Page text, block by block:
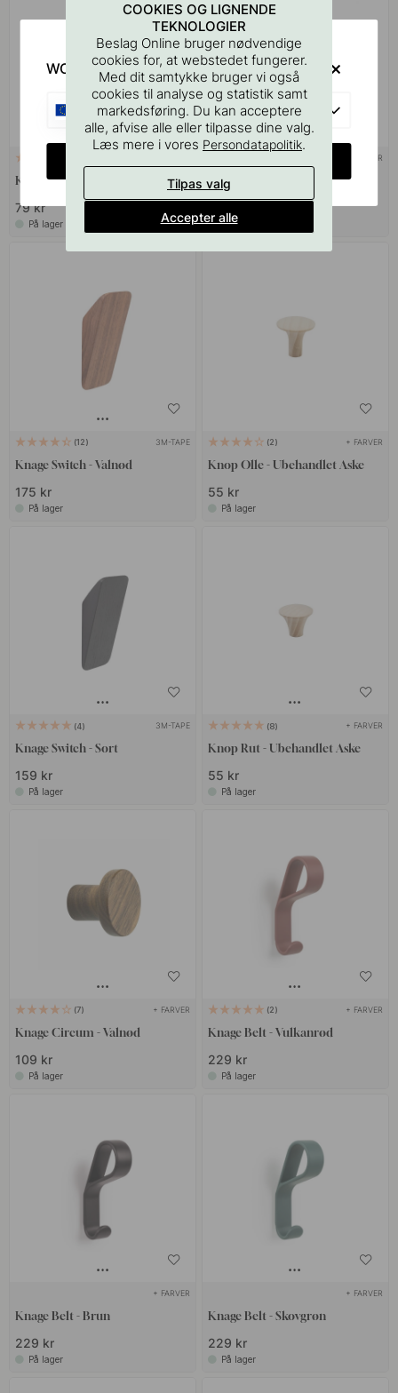
Knop Olle - Ubehandlet Egetræ
79 kr
På lager
+ FARVER
Loop - Brun Læder/Messing
På lager
12 3M-TAPE
Knage Switch - Valnød
175 kr
På lager
2 + FARVER
Knop Olle - Ubehandlet Aske
55 kr
På lager
4 3M-TAPE
Knage Switch - Sort
159 kr
På lager
8 + FARVER
Knop Rut - Ubehandlet Aske
55 kr
På lager
7 + FARVER
Knage Circum - Valnød
109 kr
På lager
2 + FARVER
Knage Belt - Vulkanrød
229 kr
På lager
+ FARVER
Knage Belt - Brun
229 kr
På lager
+ FARVER
Knage Belt - Skovgrøn
229 kr
På lager
COOKIES OG LIGNENDE
TEKNOLOGIER
Beslag Online bruger nødvendige
cookies for, at webstedet fungerer.
Med dit samtykke bruger vi også
cookies til analyse og statistik samt
markedsføring. Du kan acceptere
alle, afvise alle eller tilpasse dine valg.
Læs mere i vores Persondatapolitik.
Tilpas valg
Accepter alle
WOULD YOU RATHER VISIT?
EU